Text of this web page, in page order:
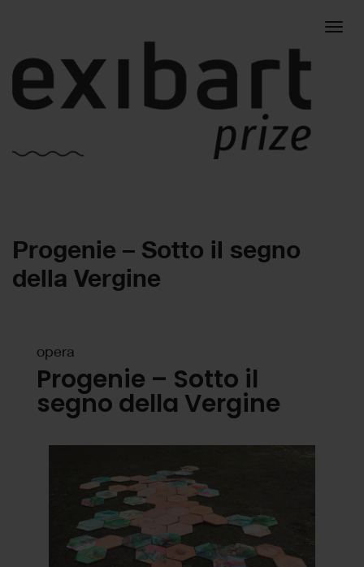
Progenie – Sotto il segno
della Vergine
opera
Progenie – Sotto il
segno della Vergine